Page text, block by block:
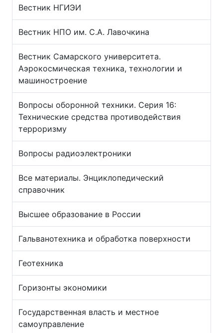
Вестник НГИЭИ
Вестник НПО им. С.А. Лавочкина
Вестник Самарского университета.
Аэрокосмическая техника, технологии и
машиностроение
Вопросы оборонной техники. Серия 16:
Технические средства противодействия
терроризму
Вопросы радиоэлектроники
Все материалы. Энциклопедический
справочник
Высшее образование в России
Гальванотехника и обработка поверхности
Геотехника
Горизонты экономики
Государственная власть и местное
самоуправление